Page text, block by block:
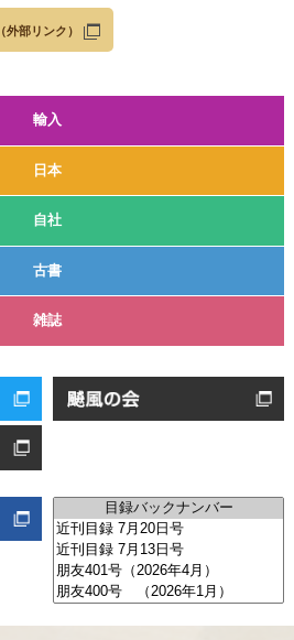
輸入
日本
自社
古書
雑誌
（外部リンク）